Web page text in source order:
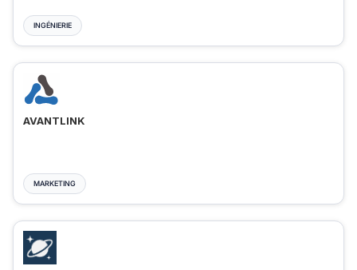
INGÉNIERIE
AVANTLINK
MARKETING